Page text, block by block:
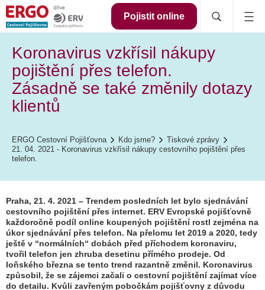
Pojistit online
Koronavirus vzkřísil nákupy
pojištění přes telefon.
Zásadně se také změnily dotazy
klientů
ERGO Cestovní Pojišťovna Kdo jsme?
Tiskové zprávy
21. 04. 2021 - Koronavirus vzkřísil nákupy cestovního pojištění přes
telefon.
Praha, 21. 4. 2021 – Trendem posledních let bylo sjednávání
cestovního pojištění přes internet. ERV Evropské pojišťovně
každoročně podíl online koupených pojištění rostl zejména na
úkor sjednávání přes telefon. Na přelomu let 2019 a 2020, tedy
ještě v “normálních“ dobách před příchodem koronaviru,
tvořil telefon jen zhruba desetinu přímého prodeje. Od
loňského března se tento trend razantně změnil. Koronavirus
způsobil, že se zájemci začali o cestovní pojištění zajímat více
do detailu. Kvůli zavřeným pobočkám pojišťovny z důvodu